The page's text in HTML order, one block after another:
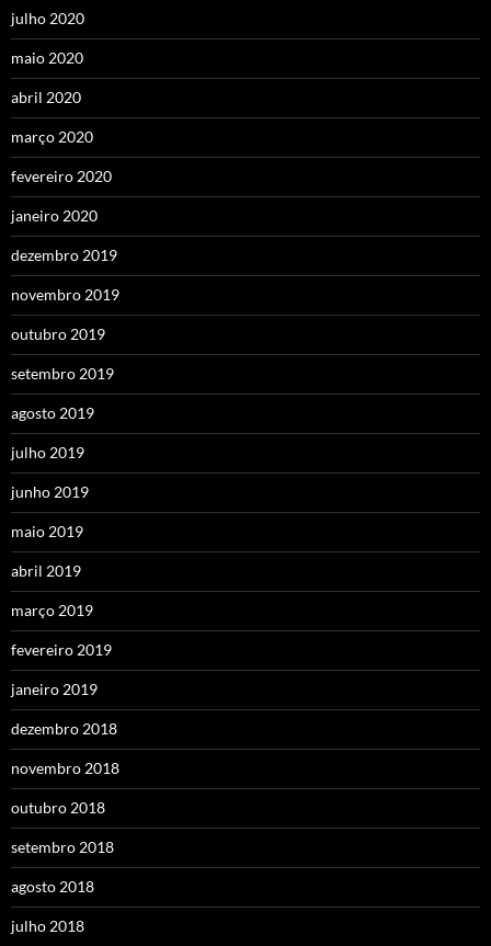
julho 2020
maio 2020
abril 2020
março 2020
fevereiro 2020
janeiro 2020
dezembro 2019
novembro 2019
outubro 2019
setembro 2019
agosto 2019
julho 2019
junho 2019
maio 2019
abril 2019
março 2019
fevereiro 2019
janeiro 2019
dezembro 2018
novembro 2018
outubro 2018
setembro 2018
agosto 2018
julho 2018